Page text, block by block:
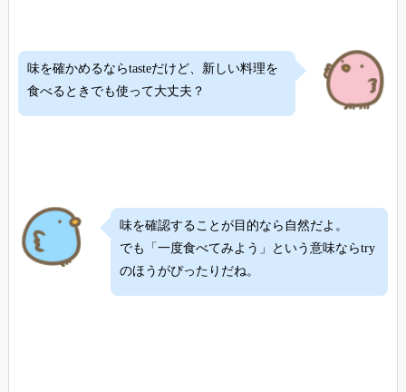
味を確かめるならtasteだけど、新しい料理を
食べるときでも使って大丈夫？
味を確認することが目的なら自然だよ。
でも「一度食べてみよう」という意味ならtry
のほうがぴったりだね。